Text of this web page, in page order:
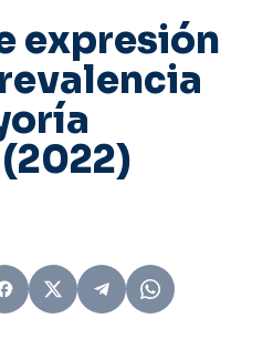
expresión